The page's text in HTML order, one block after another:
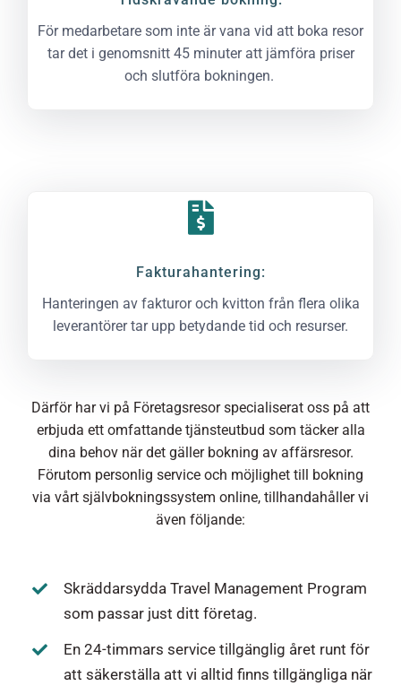
För medarbetare som inte är vana vid att boka resor
tar det i genomsnitt 45 minuter att jämföra priser
och slutföra bokningen.
Fakturahantering:
Hanteringen av fakturor och kvitton från flera olika
leverantörer tar upp betydande tid och resurser.
Därför har vi på Företagsresor specialiserat oss på att
erbjuda ett omfattande tjänsteutbud som täcker alla
dina behov när det gäller bokning av affärsresor.
Förutom personlig service och möjlighet till bokning
via vårt självbokningssystem online, tillhandahåller vi
även följande:
Skräddarsydda Travel Management Program
som passar just ditt företag.
En 24-timmars service tillgänglig året runt för
att säkerställa att vi alltid finns tillgängliga när